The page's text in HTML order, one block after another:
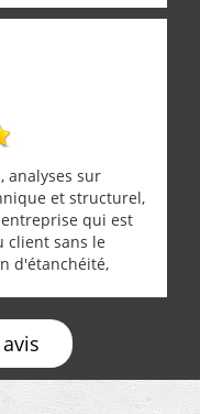
analyses sur
et structurel,
qui est
client sans le
d'étanchéité,
assurée.